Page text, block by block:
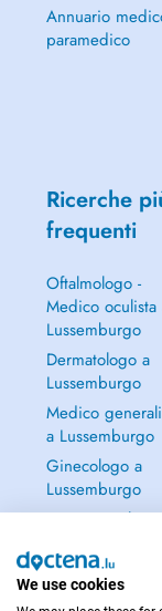
Annuario
paramedico
Ricerche
frequenti
Oftalmologo -
Medico oculista
Lussemburgo
Dermatologo a
Lussemburgo
Medico
a Lussemburgo
Ginecologo a
Lussemburgo
Continua a
We use cookies